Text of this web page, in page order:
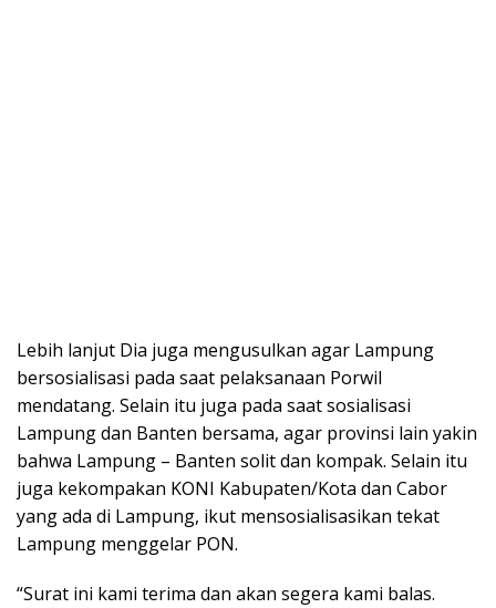
Lebih lanjut Dia juga mengusulkan agar Lampung
bersosialisasi pada saat pelaksanaan Porwil
mendatang. Selain itu juga pada saat sosialisasi
Lampung dan Banten bersama, agar provinsi lain yakin
bahwa Lampung – Banten solit dan kompak. Selain itu
juga kekompakan KONI Kabupaten/Kota dan Cabor
yang ada di Lampung, ikut mensosialisasikan tekat
Lampung menggelar PON.
“Surat ini kami terima dan akan segera kami balas.